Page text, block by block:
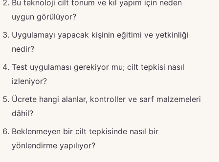
Bu teknoloji cilt tonum ve kıl yapım için neden
uygun görülüyor?
Uygulamayı yapacak kişinin eğitimi ve yetkinliği
nedir?
Test uygulaması gerekiyor mu; cilt tepkisi nasıl
izleniyor?
Ücrete hangi alanlar, kontroller ve sarf malzemeleri
dâhil?
Beklenmeyen bir cilt tepkisinde nasıl bir
yönlendirme yapılıyor?